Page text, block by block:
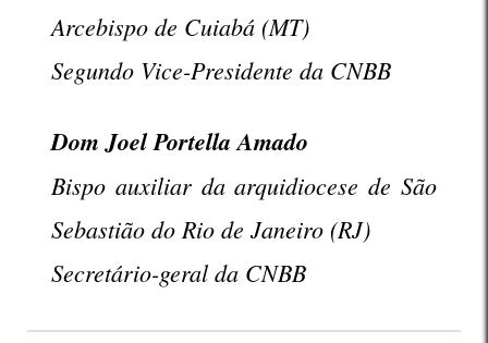
Arcebispo de Cuiabá (MT)
Segundo Vice-Presidente da CNBB
Dom Joel Portella Amado
Bispo auxiliar da arquidiocese de São
Sebastião do Rio de Janeiro (RJ)
Secretário-geral da CNBB